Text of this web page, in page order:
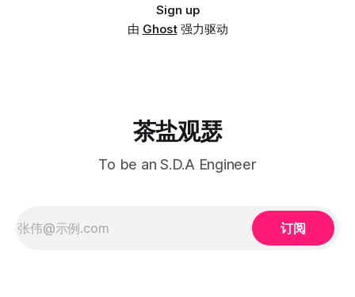
验，交换稀缺的防疫物资的购买链接。我们真相与谣言之间寻
觅着有用信息，并挺身而出对谣言说不。我们共同对抗阴谋论
「国务院应对新型冠状病毒肺炎疫情联防联控」将“新型冠状
病毒感染的肺炎”暂命名为“新型冠状病毒肺炎”，简称“新冠肺
疾病正式命名为COVID-19，即「2019年冠状病毒疾病」
Sign up
由 Ghost强力驱动
茶盐观瑟
To be an S.D.A Engineer
订阅